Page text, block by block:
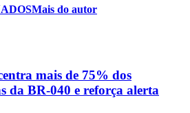
Mais do autor
mais de 75% dos
da BR-040 e reforça alerta